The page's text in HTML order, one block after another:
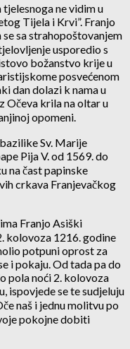
tjelesnoga ne vidim u
Tijela i Krvi”. Franjo
sa strahopoštovanjem
usporedio s
božanstvo krije u
posvećenom
dan dolazi k nama u
Očeva krila na oltar u
opomeni.
Sv. Marije
Pija V. od 1569. do
na čast papinske
crkava Franjevačkog
Franjo Asiški
kolovoza 1216. godine
potpuni oprost za
i pokaju. Od tada pa do
pola noći 2. kolovoza
ispovjede se te sudjeluju
naš i jednu molitvu po
pokojne dobiti